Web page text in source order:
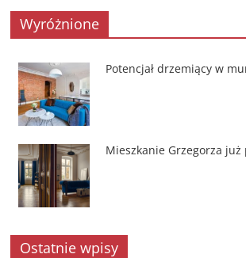
Wyróżnione
Potencjał drzemiący w
Mieszkanie Grzegorza
Ostatnie wpisy